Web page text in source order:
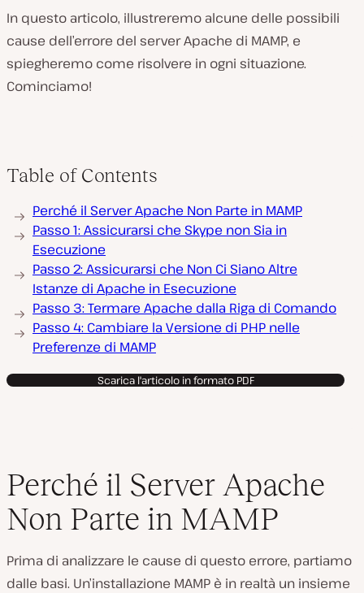
In questo articolo, illustreremo alcune delle possibili
cause dell’errore del server Apache di MAMP, e
spiegheremo come risolvere in ogni situazione.
Cominciamo!
Table of Contents
Perché il Server Apache Non Parte in MAMP
Passo 1: Assicurarsi che Skype non Sia in
Esecuzione
Passo 2: Assicurarsi che Non Ci Siano Altre
Istanze di Apache in Esecuzione
Passo 3: Termare Apache dalla Riga di Comando
Passo 4: Cambiare la Versione di PHP nelle
Preferenze di MAMP
Scarica l'articolo in formato PDF
Perché il Server Apache
Non Parte in MAMP
Prima di analizzare le cause di questo errore, partiamo
dalle basi. Un’installazione MAMP è in realtà un insieme